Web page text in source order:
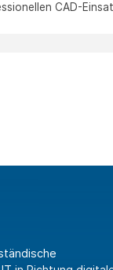
CAD-